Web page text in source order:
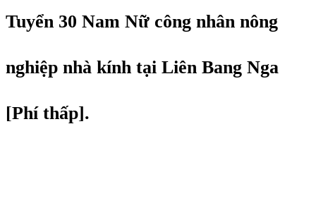
Tuyển 30 Nam Nữ công nhân nông
nghiệp nhà kính tại Liên Bang Nga
[Phí thấp].